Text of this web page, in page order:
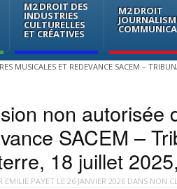
M2 DROIT DES
INDUSTRIES
CULTURELLES
ET CRÉATIVES
M2 DROIT
MUSICALES ET REDEVANCE SACEM –
non autorisée
SACEM –
18 juillet
EMILIE PAYET LE 26 JANVIER 2026DANS NON